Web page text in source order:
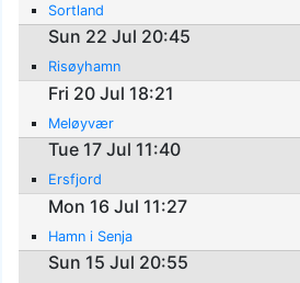
Sortland
Sun 22 Jul 20:45
Risøyhamn
Fri 20 Jul 18:21
Meløyvær
Tue 17 Jul 11:40
Ersfjord
Mon 16 Jul 11:27
Hamn i Senja
Sun 15 Jul 20:55